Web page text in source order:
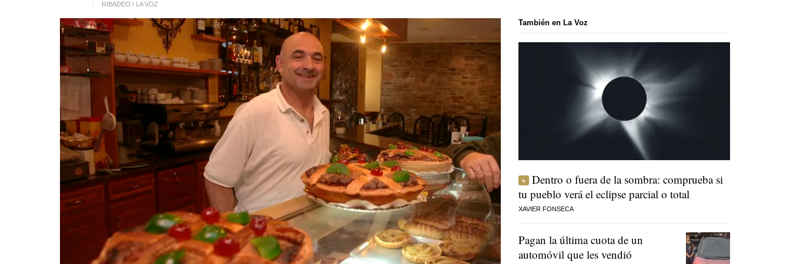
RIBADEO / LA VOZ
También en La Voz
Dentro o fuera de la sombra: comprueba si
tu pueblo verá el eclipse parcial o total
XAVIER FONSECA
Pagan la última cuota de un
automóvil que les vendió